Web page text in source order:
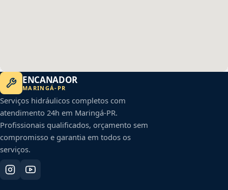
ENCANADOR
MARINGÁ- PR
Serviços hidráulicos completos com
atendimento 24h em Maringá-PR.
Profissionais qualificados, orçamento sem
compromisso e garantia em todos os
serviços.